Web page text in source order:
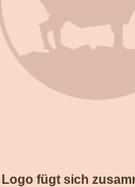
fügt sich